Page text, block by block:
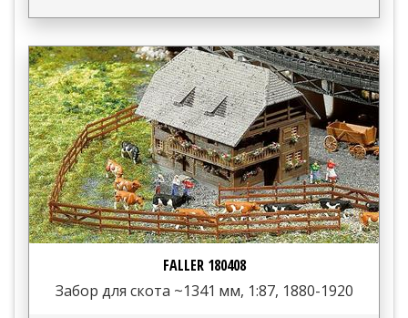
FALLER 180408
Забор для скота ~1341 мм, 1:87, 1880-1920